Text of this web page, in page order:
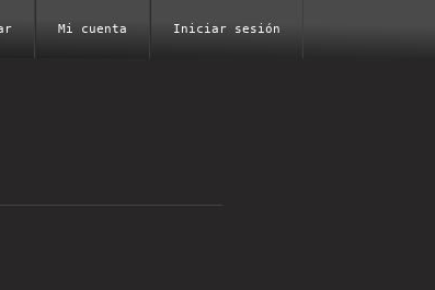
Mi cuenta Iniciar sesión